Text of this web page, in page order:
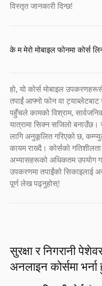
विस्तृत जानकारी दिन्छ!
के म मेरो मोबाइल फोनमा कोर्स
हो, यो कोर्स मोबाइल
तपाईं आफ्नो फोन वा
पहुँचले कामको विश्राम,
यात्रामा सिक्न सजिलो
लागि अनुकूलित गरिएको छ,
कायम राख्दै। कोर्सको
अभ्यासहरूको अधिकतम उपयोग
उपकरणमा तपाईंको सिकाइलाई
पूर्ण लेख पढ्नुहोस्!
सुरक्षा र निगरानी
अनलाइन कोर्समा